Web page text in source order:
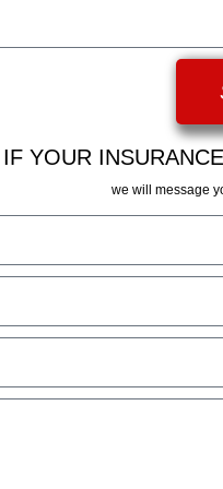
YOUR
we will message